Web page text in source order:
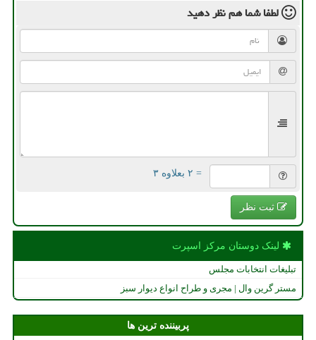
لطفا شما همنظر دهید
= ۲ بعلاوه ۳
ثبت نظر
لینک دوستان مركز اسپرت
تبلیغات انتخابات مجلس
مستر گرین وال | مجری و طراح انواع دیوار سبز
پربیننده ترین ها